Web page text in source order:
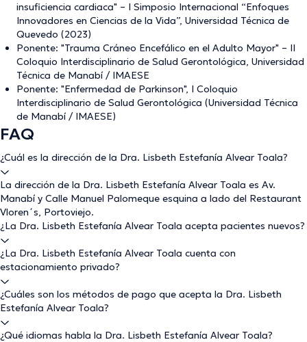
insuficiencia cardiaca" – I Simposio Internacional “Enfoques
Innovadores en Ciencias de la Vida”, Universidad Técnica de
Quevedo (2023)
Ponente: "Trauma Cráneo Encefálico en el Adulto Mayor" – II
Coloquio Interdisciplinario de Salud Gerontológica, Universidad
Técnica de Manabí / IMAESE
Ponente: "Enfermedad de Parkinson", I Coloquio
Interdisciplinario de Salud Gerontológica (Universidad Técnica
de Manabí / IMAESE)
FAQ
¿Cuál es la dirección de la Dra. Lisbeth Estefanía Alvear Toala?
La dirección de la Dra. Lisbeth Estefanía Alvear Toala es Av.
Manabí y Calle Manuel Palomeque esquina a lado del Restaurant
Vloren´s, Portoviejo.
¿La Dra. Lisbeth Estefanía Alvear Toala acepta pacientes nuevos?
¿La Dra. Lisbeth Estefanía Alvear Toala cuenta con
estacionamiento privado?
¿Cuáles son los métodos de pago que acepta la Dra. Lisbeth
Estefanía Alvear Toala?
¿Qué idiomas habla la Dra. Lisbeth Estefanía Alvear Toala?